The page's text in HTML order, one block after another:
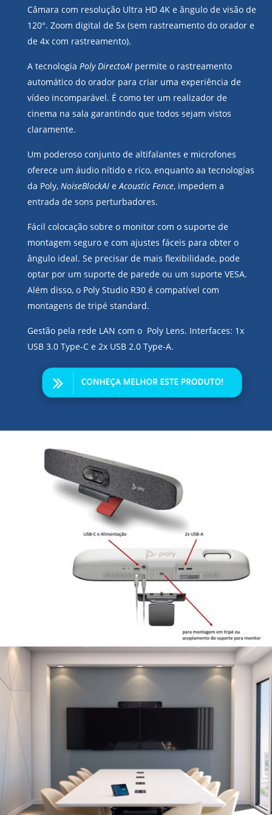
Câmara com resolução Ultra HD 4K e ângulo de visão de
120°. Zoom digital de 5x (sem rastreamento do orador e
de 4x com rastreamento).
A tecnologia Poly DirectoAI permite o rastreamento
automático do orador para criar uma experiência de
vídeo incomparável. É como ter um realizador de
cinema na sala garantindo que todos sejam vistos
claramente.
Um poderoso conjunto de altifalantes e microfones
oferece um áudio nítido e rico, enquanto aa tecnologias
da Poly, NoiseBlockAI eAcoustic Fence, impedem a
entrada de sons perturbadores.
Fácil colocação sobre o monitor com o suporte de
montagem seguro e com ajustes fáceis para obter o
ângulo ideal. Se precisar de mais flexibilidade, pode
optar por um suporte de parede ou um suporte VESA.
Além disso, o Poly Studio R30 é compatível com
montagens de tripé standard.
Gestão pela rede LAN com o Poly Lens. Interfaces: 1x
USB 3.0 Type-C e 2x USB 2.0 Type-A.